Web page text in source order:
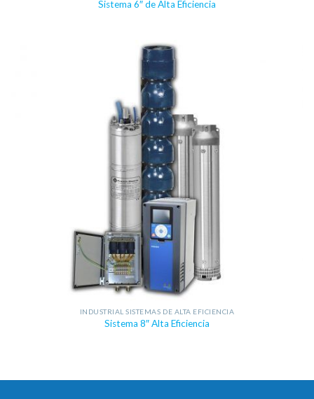
Sistema 6″ de Alta Eficiencia
INDUSTRIAL SISTEMAS DE ALTA EFICIENCIA
Sistema 8″ Alta Eficiencia